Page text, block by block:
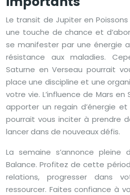
Le transit de Jupiter en
une touche de chance et
se manifester par une énergie
résistance aux maladies.
Saturne en Verseau pourrait
place une discipline et une
votre vie. L’influence de Mars
apporter un regain d’énergie
pourrait vous inciter à prendre
lancer dans de nouveaux défis.
La semaine s’annonce pleine
Balance. Profitez de cette
relations, progresser dans
ressourcer. Faites confiance à